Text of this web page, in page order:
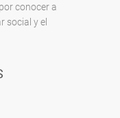
conocer a
social y el